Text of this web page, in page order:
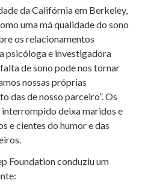
da Califórnia em Berkeley,
uma má qualidade do sono
os relacionamentos
psicóloga e investigadora
de sono pode nos tornar
nossas próprias
das de nosso parceiro”. Os
interrompido deixa maridos e
e cientes do humor e das
Foundation conduziu um